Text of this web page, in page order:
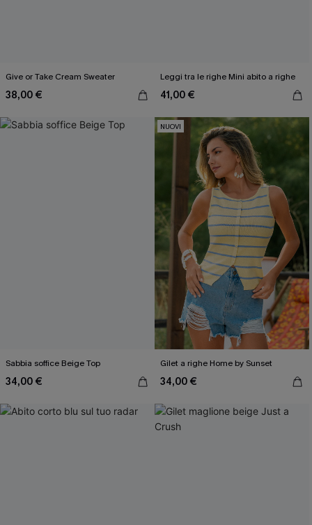
Give or Take Cream Sweater
38,00 €
Leggi tra le righe Mini abito a righe
41,00 €
Sabbia soffice Beige Top
34,00 €
NUOVI
Gilet a righe Home by Sunset
34,00 €